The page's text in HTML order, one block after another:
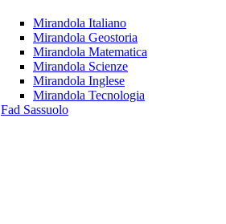
Mirandola Italiano
Mirandola Geostoria
Mirandola Matematica
Mirandola Scienze
Mirandola Inglese
Mirandola Tecnologia
Fad Sassuolo